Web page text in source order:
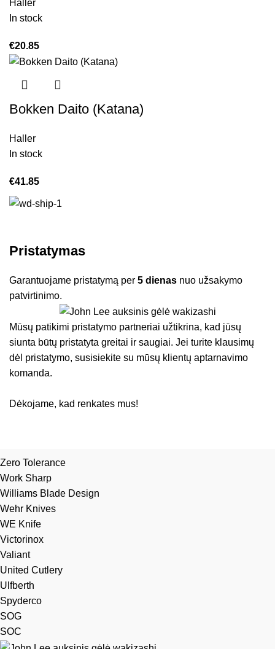
Haller
In stock
€20.85
Bokken Daito (Katana)
Haller
In stock
€41.85
Pristatymas
Garantuojame pristatymą per5 dienas nuo užsakymo
patvirtinimo.
Mūsų patikimi pristatymo partneriai užtikrina, kad jūsų
siunta būtų pristatyta greitai ir saugiai. Jei turite klausimų
dėl pristatymo, susisiekite su mūsų klientų aptarnavimo
komanda.
Dėkojame, kad renkates mus!
Zero Tolerance
Work Sharp
Williams Blade Design
Wehr Knives
WE Knife
Victorinox
Valiant
United Cutlery
Ulfberth
Spyderco
SOG
SOC